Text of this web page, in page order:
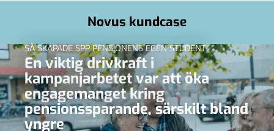
Novus kundcase
SÅ SKAPADE SPP PENSIONENS EGEN STUDENT
En viktig drivkraft i
kampanjarbetet var att öka
engagemanget kring
pensionssparande, särskilt bland
yngre